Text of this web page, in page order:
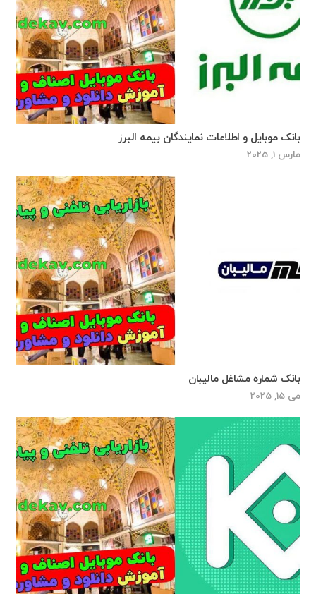
بانک موبایل و اطلاعات نمایندگان بیمه البرز
مارس 1, 2025
بانک شماره مشاغل مالیبان
می 15, 2025